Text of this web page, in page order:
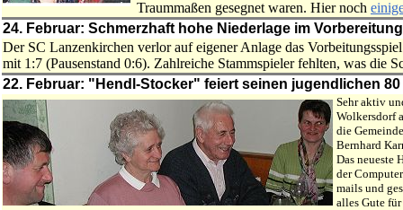
Traummaßen gesegnet waren. Hier noch
24. Februar: Schmerzhaft hohe Niederlage im
Der SC Lanzenkirchen verlor auf eigener Anlage das
mit 1:7 (Pausenstand 0:6). Zahlreiche Stammspieler fehlten, was die
22. Februar: "Hendl-Stocker" feiert seinen jugendlichen 80
Sehr aktiv
Wolkersdorf
die
Bernhard
Das neueste
der
mails und
alles Gute